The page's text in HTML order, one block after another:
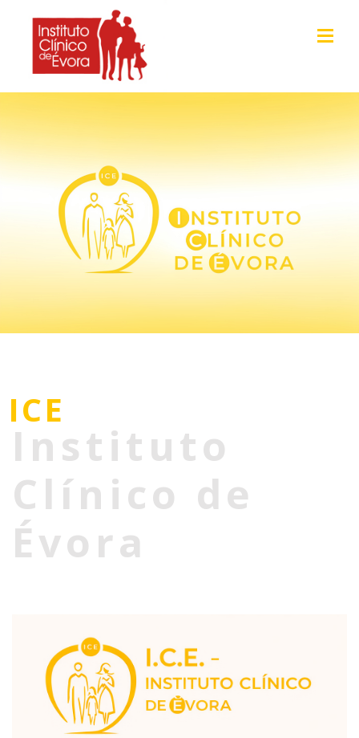
ICE
Instituto
Clínico de
Évora